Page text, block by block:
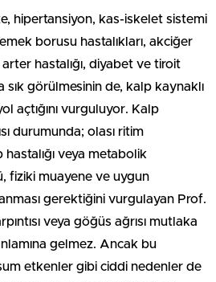
hipertansiyon, kas-iskelet sistemi
borusu hastalıkları, akciğer
hastalığı, diyabet ve tiroit
sık görülmesinin de, kalp kaynaklı
açtığını vurguluyor. Kalp
durumunda; olası ritim
veya metabolik
fiziki muayene ve uygun
gerektiğini vurgulayan Prof.
veya göğüs ağrısı mutlaka
gelmez. Ancak bu
etkenler gibi ciddi nedenler de